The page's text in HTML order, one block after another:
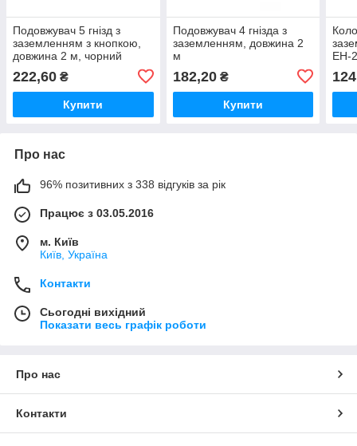
Подовжувач 5 гнізд з
заземленням з кнопкою,
довжина 2 м, чорний
222,60 ₴
Купити
Подовжувач 4 гнізда з
заземленням, довжина 2
м
182,20₴
Купити
EH-
Про нас
96% позитивних з 338 відгуків за рік
Працює з 03.05.2016
м. Київ
Київ, Україна
Контакти
Сьогодні вихідний
Показати весь графік роботи
Про нас
Контакти